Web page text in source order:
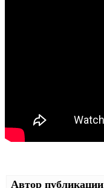
Автор публикации